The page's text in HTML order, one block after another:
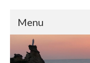
Menu
Méditer
Homélies, Poèmes